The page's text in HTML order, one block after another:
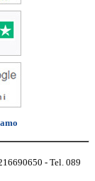
- Tel. 089